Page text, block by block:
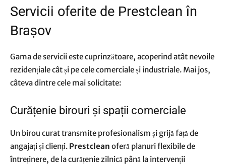
Servicii oferite de Prestclean în
Brașov
Gama de servicii este cuprinzătoare, acoperind atât nevoile
rezidențiale cât și pe cele comerciale și industriale. Mai jos,
câteva dintre cele mai solicitate:
Curățenie birouri și spații comerciale
Un birou curat transmite profesionalism și grijă față de
angajați și clienți. Prestclean oferă planuri flexibile de
întreținere, de la curățenie zilnică până la intervenții